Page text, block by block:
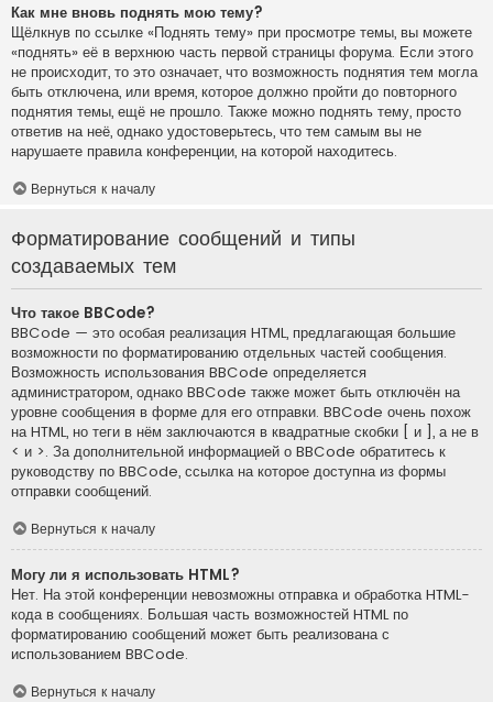
Как мне вновь поднять мою тему?
Щёлкнув по ссылке «Поднять тему» при просмотре темы, вы можете
«поднять» её в верхнюю часть первой страницы форума. Если этого
не происходит, то это означает, что возможность поднятия тем могла
быть отключена, или время, которое должно пройти до повторного
поднятия темы, ещё не прошло. Также можно поднять тему, просто
ответив на неё, однако удостоверьтесь, что тем самым вы не
нарушаете правила конференции, на которой находитесь.
Вернуться к началу
Форматирование сообщений и типы
создаваемых тем
Что такое BBCode?
BBCode — это особая реализация HTML, предлагающая большие
возможности по форматированию отдельных частей сообщения.
Возможность использования BBCode определяется
администратором, однако BBCode также может быть отключён на
уровне сообщения в форме для его отправки. BBCode очень похож
на HTML, но теги в нём заключаются в квадратные скобки [ и ], а не в
< и >. За дополнительной информацией о BBCode обратитесь к
руководству по BBCode, ссылка на которое доступна из формы
отправки сообщений.
Вернуться к началу
Могу ли я использовать HTML?
Нет. На этой конференции невозможны отправка и обработка HTML-
кода в сообщениях. Большая часть возможностей HTML по
форматированию сообщений может быть реализована с
использованием BBCode.
Вернуться к началу